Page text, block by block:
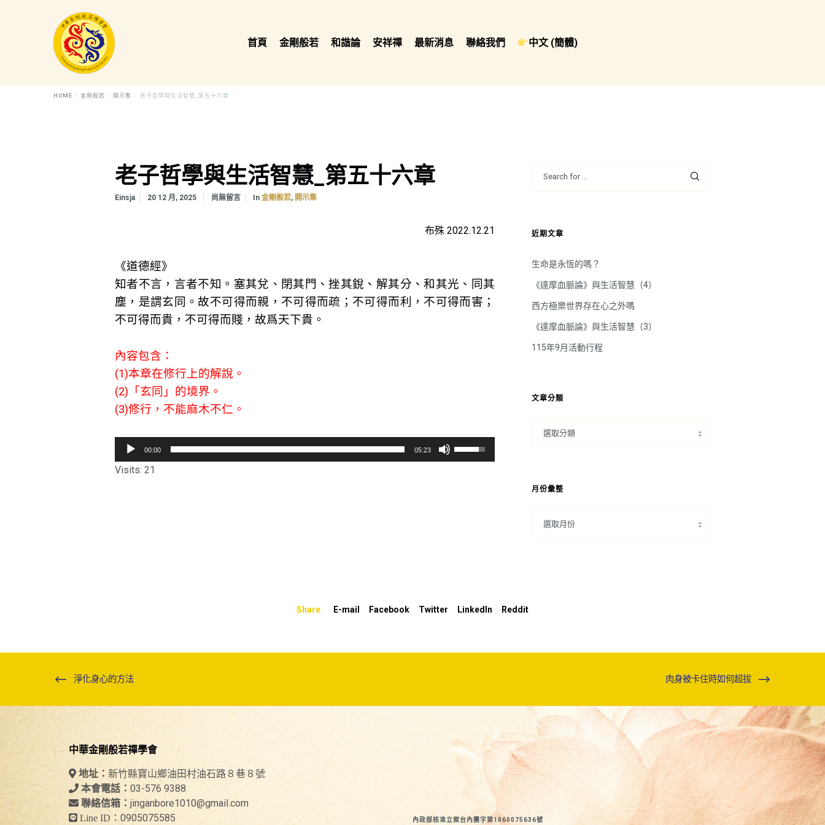
首頁 金剛般若 和諧論 安祥禪 最新消息 聯絡我們 中文 (簡體)
HOME 金剛般若 開示集 老子哲學與生活智慧_第五十六章
老子哲學與生活智慧_第五十六章
Einsja 20 12 月, 2025 尚無留言 In金剛般若, 開示集
布殊 2022.12.21
《道德經》
知者不言，言者不知。塞其兌、閉其門、挫其銳、解其分、和其光、同其
塵，是謂玄同。故不可得而親，不可得而疏；不可得而利，不可得而害；
不可得而貴，不可得而賤，故爲天下貴。
內容包含：
(1)本章在修行上的解說。
(2)「玄同」的境界。
(3)修行，不能麻木不仁。
訊
00:00 05:23
使
用
低
Visits: 21
近期文章
生命是永恆的嗎？
《達摩血脈論》與生活智慧（4）
西方極樂世界存在心之外嗎
《達摩血脈論》與生活智慧（3）
115年9月活動行程
文章分類
月份彙整
Share E-mail Facebook Twitter LinkedIn Reddit
淨化身心的方法 肉身被卡住時如何超拔
中華金剛般若禪學會
地址： 新竹縣寶山鄉油田村油石路８巷８號
本會電話： 03-576 9388
聯絡信箱： jinganbore1010@gmail.com
Line ID： 0905075585 內政部核准立案台內團字第1060075636號